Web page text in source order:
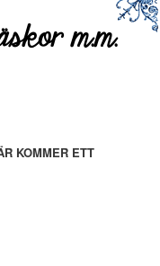
m.m.
KOMMER ETT